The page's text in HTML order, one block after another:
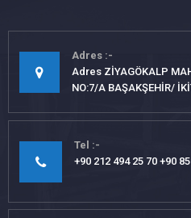
Adres
Adres ZİYAGÖKALP
NO:7/A BAŞAKŞEHİR/
Tel
+90 212 494 25 70 +90